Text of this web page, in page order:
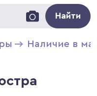
Найти
Наличие в